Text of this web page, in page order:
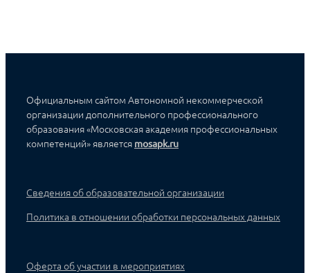
Официальным сайтом Автономной некоммерческой
организации дополнительного профессионального
образования «Московская академия профессиональных
компетенций» является mosapk.ru
Сведения об образовательной организации
Политика в отношении обработки персональных данных
Оферта об участии в мероприятиях